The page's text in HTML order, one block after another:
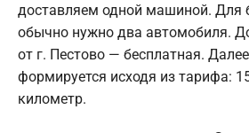
доставляем одной машиной. Для
обычно нужно два автомобиля.
от г. Пестово — бесплатная.
формируется исходя из тарифа:
километр.